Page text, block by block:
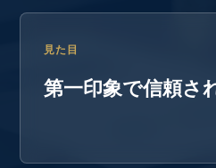
見た目
第一印象で信頼さ